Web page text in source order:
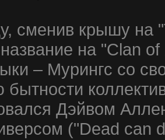
сменив крышу на
на "Clan
– Мурингс со
бытности
Дэйвом
("Dead can